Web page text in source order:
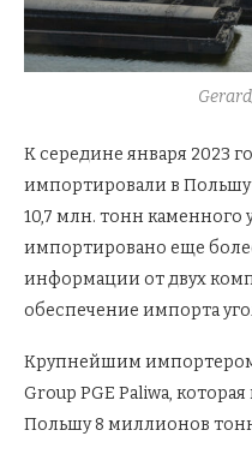
К середине января 2023
импортировали в
10,7 млн. тонн каменного
импортировано еще
информации от двух
обеспечение импорта
Крупнейшим импортером
Group PGE Paliwa,
Польшу 8 миллионов